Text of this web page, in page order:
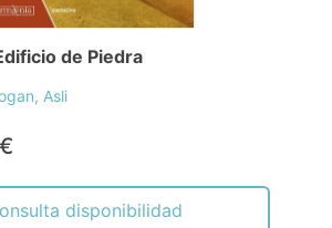
de Piedra
Asli
disponibilidad